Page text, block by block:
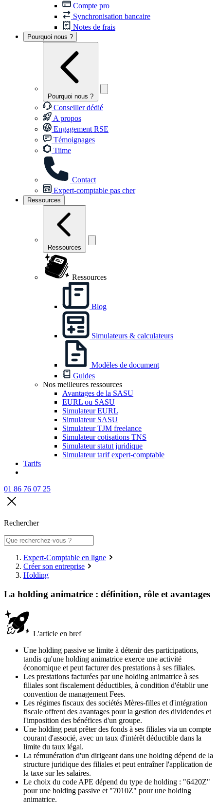
Compte pro
Synchronisation bancaire
Notes de frais
Pourquoi nous ?
Pourquoi nous ?
Conseiller dédié
A propos
Engagement RSE
Témoignages
Tiime
Contact
Expert-comptable pas cher
Ressources
Ressources
Ressources
Blog
Simulateurs & calculateurs
Modèles de document
Guides
Nos meilleures ressources
Avantages de la SASU
EURL ou SASU
Simulateur EURL
Simulateur SASU
Simulateur TJM freelance
Simulateur cotisations TNS
Simulateur statut juridique
Simulateur tarif expert-comptable
Tarifs
01 86 76 07 25
Rechercher
Expert-Comptable en ligne
Créer son entreprise
Holding
La holding animatrice : définition, rôle et avantages
L'article en bref
Une holding passive se limite à détenir des participations,
tandis qu'une holding animatrice exerce une activité
économique et peut facturer des prestations à ses filiales.
Les prestations facturées par une holding animatrice à ses
filiales sont fiscalement déductibles, à condition d'établir une
convention de management Fees.
Les régimes fiscaux des sociétés Mères-filles et d'intégration
fiscale offrent des avantages pour la gestion des dividendes et
l'imposition des bénéfices d'un groupe.
Une holding peut prêter des fonds à ses filiales via un compte
courant d'associé, avec un taux d'intérêt déductible dans la
limite du taux légal.
La rémunération d'un dirigeant dans une holding dépend de la
structure juridique des filiales et peut entraîner l'application de
la taxe sur les salaires.
Le choix du code APE dépend du type de holding : "6420Z"
pour une holding passive et "7010Z" pour une holding
animatrice.